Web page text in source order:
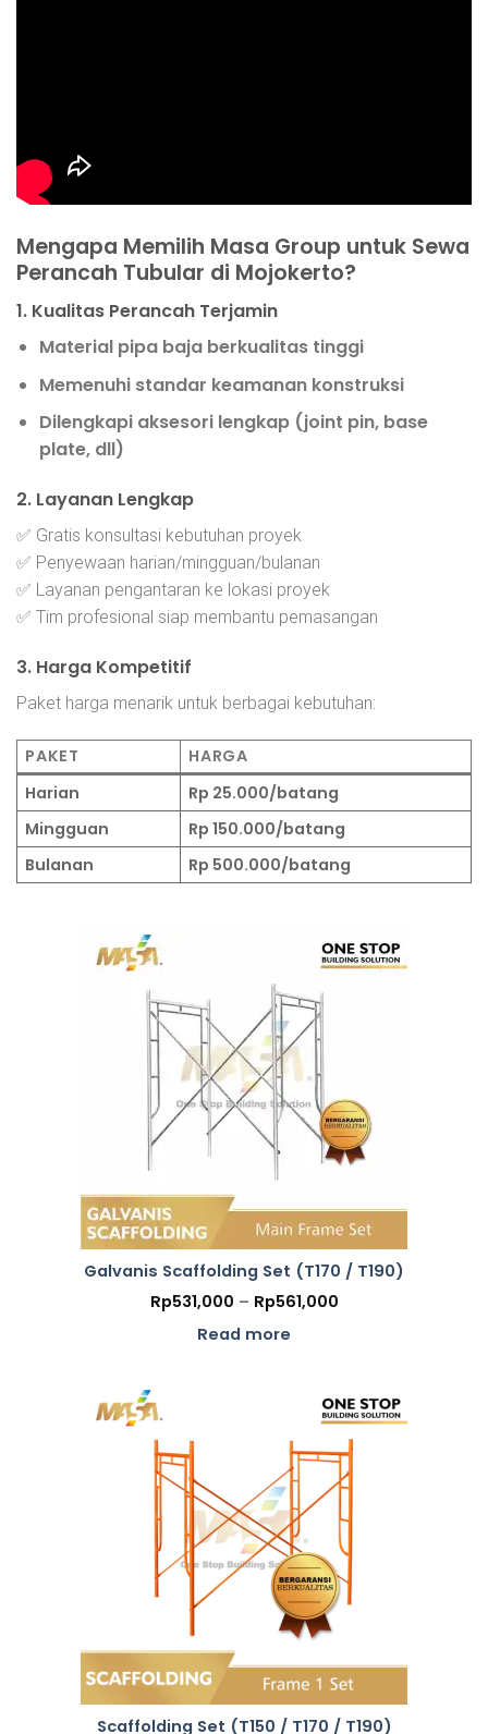
Mengapa Memilih Masa Group untuk Sewa
Perancah Tubular di Mojokerto?
1. Kualitas Perancah Terjamin
Material pipa baja berkualitas tinggi
Memenuhi standar keamanan konstruksi
Dilengkapi aksesori lengkap (joint pin, base
plate, dll)
2. Layanan Lengkap
✅ Gratis konsultasi kebutuhan proyek
✅ Penyewaan harian/mingguan/bulanan
✅ Layanan pengantaran ke lokasi proyek
✅ Tim profesional siap membantu pemasangan
3. Harga Kompetitif
Paket harga menarik untuk berbagai kebutuhan:
PAKET
HARGA
Harian
Rp 25.000/batang
Mingguan
Rp 150.000/batang
Bulanan
Rp 500.000/batang
Galvanis Scaffolding Set (T170 / T190)
Rp531,000 – Rp561,000Price
Read more
Scaffolding Set (T150 / T170 / T190)